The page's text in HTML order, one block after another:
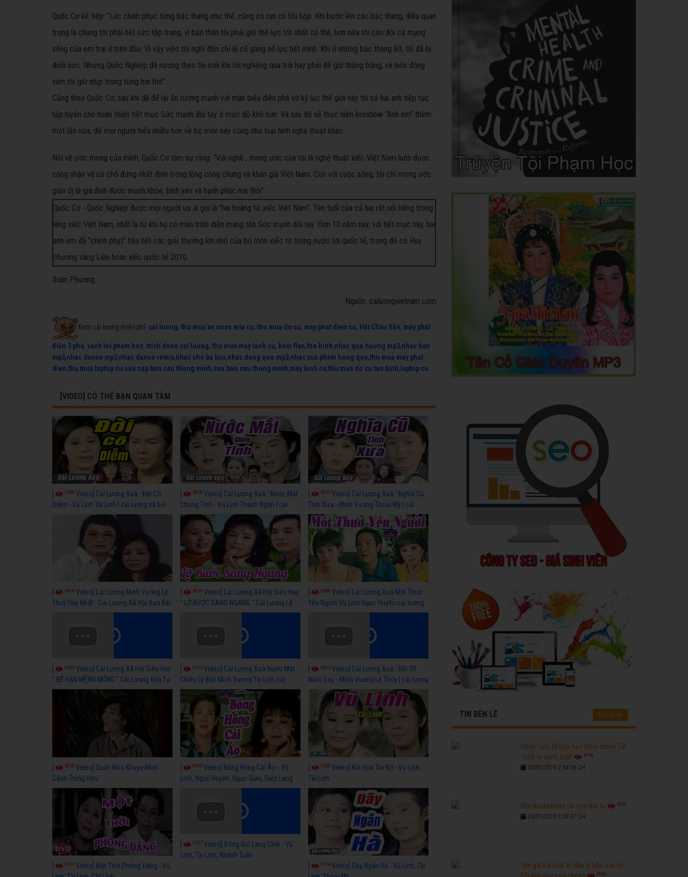
Quốc Cơ kể tiếp: “Lúc chinh phục từng bậc thang như thế, cũng có run có hồi hộp. Khi bước lên các bậc thang, điều quan
trọng là chúng tôi phải hết sức tập trung, vì bản thân tôi phải giữ thể lực tốt nhất có thể, hơn nữa tôi còn đội cả mạng
sống của em trai ở trên đầu. Vì vậy việc tôi nghĩ đến chỉ là cố gắng nỗ lực hết mình. Khi ở những bậc thang 60, tôi đã bị
đuối sức. Nhưng Quốc Nghiệp đã nương theo tôi mỗi khi tôi nghiêng qua trái hay phải để giữ thăng bằng, và luôn động
viên tôi giữ nhịp trong từng hơi thở”.
Cũng theo Quốc Cơ, sau khi đã để lại ấn tượng mạnh với màn biểu diễn phá vỡ kỷ lục thế giới này thì cả hai anh tiếp tục
tập luyện cho hoàn thiện tiết mục Sức mạnh đôi tay ở mức độ khó hơn. Và sau đó sẽ thực hiện liveshow “Anh em” thêm
một lần nữa, để mọi người hiểu nhiều hơn về bộ môn này cũng như loại hình nghệ thuật khác.
Nói về ước mong của mình, Quốc Cơ tâm sự rằng: “Với nghề , mong ước của tôi là nghệ thuật xiếc Việt Nam luôn được
công nhận và có chỗ đứng nhất định trong lòng công chúng và khán giả Việt Nam. Còn với cuộc sống, tôi chỉ mong ước
giản dị là gia đinh được mạnh khỏe, bình yên và hạnh phúc mà thôi”.
Quốc Cơ - Quốc Nghiệp được mọi người ưu ái gọi là "hai hoàng tử xiếc Việt Nam". Tên tuổi của cả hai rất nổi tiếng trong
làng xiếc Việt Nam, nhất là từ khi họ có màn trình diễn mang tên Sức mạnh đôi tay. Hơn 10 năm nay, với tiết mục này, hai
anh em đã "chinh phạt" hầu hết các giải thưởng lớn nhỏ của bộ môn xiếc từ trong nước tới quốc tế, trong đó có Huy
chương vàng Liên hoan xiếc quốc tế 2010.
Xuân Phương
Nguồn: cailuongvietnam.com
Xem cải lương miễn phí: cai luong, thu mua xe nuoc mia cu, thu mua do cu, may phat dien cu, Hát Chầu Văn, máy phát
điện 3 pha, sach toi pham hoc, trich doan cai luong, thu mua may lanh cu, kem flan,the hinh,nhac que huong mp3,nhac han
mp3,nhac dance mp3,nhac dance remix,nhac cho ba bau,nhac dong que mp3,nhac xua pham hong que,thu mua may phat
dien,thu mua laptop cu,sua nap bon cau thong minh,sua bon cau thong minh,may lanh cu,thu mua do cu tan binh, laptop cu
[VIDEO] CÓ THỂ BẠN QUAN TÂM
7665 Video] Cải Lương Xưa : Đời Cô
Diễm - Vũ Linh Tài Linh | cải lương xã hội
6918 Video] Cải Lương Xưa : Nước Mắt
Chung Tình - Vũ Linh Thanh Ngân | cải
lương xã hội hay nhất
6055 Video] Cải Lương Xưa : Nghĩa Cũ
Tình Xưa - Minh Vương Thoại Mỹ | cải
lương xã hội hay nhất
6678 Video] Cải Lương Minh Vương Lệ
Thuỷ Hay Nhất - Cải Lương Xã Hội Xưa Bất
6969 Video] Cải Lương Xã Hội Siêu Hay
" LỠ BƯỚC SANG NGANG " Cải Lương Lệ
Thuỷ, Thanh Tuấn, Hồng Nga
6388 Video] Cải Lương Xưa Một Thuở
Yêu Người Vũ Linh Ngọc Huyền cải lương
5459 Video] Cải Lương Xã Hội Siêu Hay
" BỂ HẬN MÊNH MÔNG " Cải Lương Kim Tử
Long, Thanh Ngân Hay Nhất
5733 Video] Cải Lương Xưa Nước Mắt
Chiều Ly Biệt Minh Vương Tài Linh cải
lương xã hội hay nhất
6322 Video] Cải Lương Xưa : Rồi 30
Năm Sau - Minh Vương Lệ Thủy | cải lương
xã hội hay nhất
[ 6038 Video] Quán Nửa Khuya-Minh
Cảnh-Trọng Hữu
[ 9055 Video] Bông Hồng Cài Áo - Vũ
Linh, Ngọc Huyền, Ngọc Giàu, Diệp Lang
[ 7348 Video] Khi Hoa Trà Nở - Vũ Linh,
Tài Linh
4109 Video] Một Thời Phóng Đãng - Vũ
[ 3657 Video] Sóng Gió Làng Chài - Vũ
Linh, Tài Linh, Khánh Tuấn
3766Video] Dãy Ngân Hà - Vũ Linh, Tài
TIN BÊN LỀ Đọc thêm
Châu Tinh Trì hứa hẹn phim chiếu Tết
'cười ra nước mắt'
6765
03/01/2019 2:04:06 CH
Kim Kardashian có con thứ tư 6265
03/01/2019 1:03:37 CH
'Em gái trà sữa' bị đồn ly hôn sau bê
6585